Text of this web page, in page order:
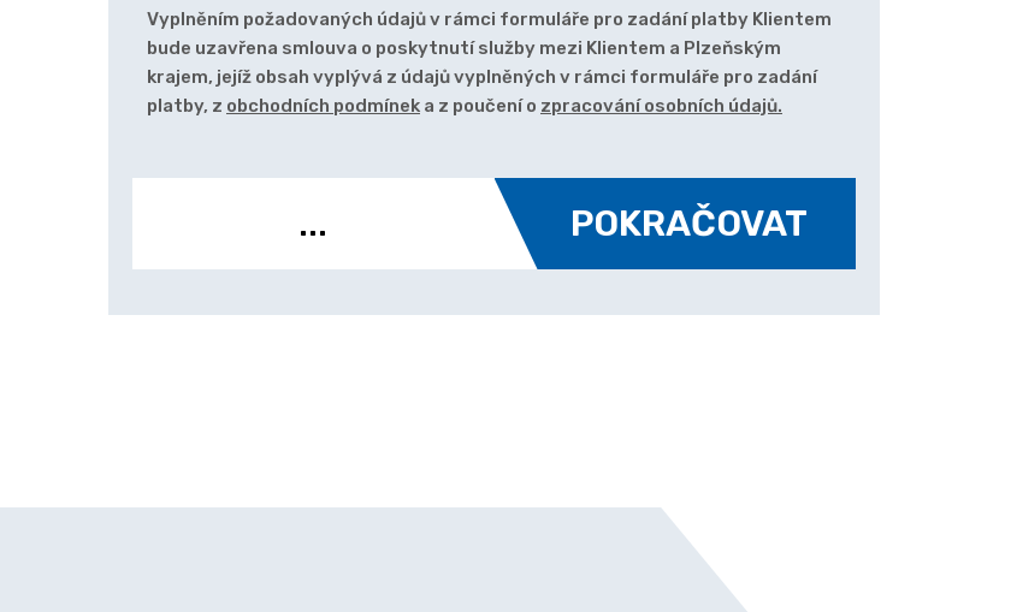
Vyplněním požadovaných údajů v rámci formuláře pro zadání platby Klientem
bude uzavřena smlouva o poskytnutí služby mezi Klientem a Plzeňským
krajem, jejíž obsah vyplývá z údajů vyplněných v rámci formuláře pro zadání
platby, z obchodních podmínek a z poučení o zpracování osobních údajů.
... POKRAČOVAT